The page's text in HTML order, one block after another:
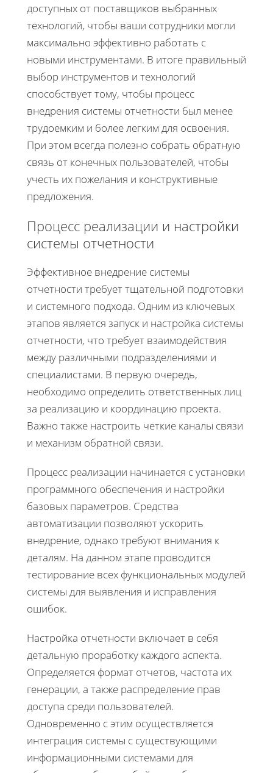
доступных от поставщиков выбранных
технологий, чтобы ваши сотрудники могли
максимально эффективно работать с
новыми инструментами. В итоге правильный
выбор инструментов и технологий
способствует тому, чтобы процесс
внедрения системы отчетности был менее
трудоемким и более легким для освоения.
При этом всегда полезно собрать обратную
связь от конечных пользователей, чтобы
учесть их пожелания и конструктивные
предложения.
Процесс реализации и настройки
системы отчетности
Эффективное внедрение системы
отчетности требует тщательной подготовки
и системного подхода. Одним из ключевых
этапов является запуск и настройка системы
отчетности, что требует взаимодействия
между различными подразделениями и
специалистами. В первую очередь,
необходимо определить ответственных лиц
за реализацию и координацию проекта.
Важно также настроить четкие каналы связи
и механизм обратной связи.
Процесс реализации начинается с установки
программного обеспечения и настройки
базовых параметров. Средства
автоматизации позволяют ускорить
внедрение, однако требуют внимания к
деталям. На данном этапе проводится
тестирование всех функциональных модулей
системы для выявления и исправления
ошибок.
Настройка отчетности включает в себя
детальную проработку каждого аспекта.
Определяется формат отчетов, частота их
генерации, а также распределение прав
доступа среди пользователей.
Одновременно с этим осуществляется
интеграция системы с существующими
информационными системами для